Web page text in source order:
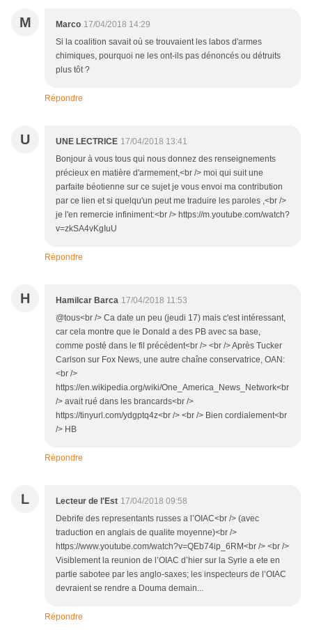
M Marco 17/04/2018 14:29
Si la coalition savait où se trouvaient les labos d'armes
chimiques, pourquoi ne les ont-ils pas dénoncés ou détruits
plus tôt ?
Répondre
U UNE LECTRICE 17/04/2018 13:41
Bonjour à vous tous qui nous donnez des renseignements
précieux en matière d'armement,<br /> moi qui suit une
parfaite béotienne sur ce sujet je vous envoi ma contribution
par ce lien et si quelqu'un peut me traduire les paroles ,<br />
je l'en remercie infiniment:<br /> https://m.youtube.com/watch?
v=zkSA4vKgIuU
Répondre
H Hamilcar Barca 17/04/2018 11:53
@tous<br /> Ca date un peu (jeudi 17) mais c'est intéressant,
car cela montre que le Donald a des PB avec sa base,
comme posté dans le fil précédent<br /> <br /> Après Tucker
Carlson sur Fox News, une autre chaîne conservatrice, OAN:
<br />
https://en.wikipedia.org/wiki/One_America_News_Network<br
/> avait rué dans les brancards<br />
https://tinyurl.com/ydgptq4z<br /> <br /> Bien cordialement<br
/> HB
Répondre
L Lecteur de l'Est 17/04/2018 09:58
Debrife des representants russes a l’OIAC<br /> (avec
traduction en anglais de qualite moyenne)<br />
https://www.youtube.com/watch?v=QEb74ip_6RM<br /> <br />
Visiblement la reunion de l’OIAC d’hier sur la Syrie a ete en
partie sabotee par les anglo-saxes; les inspecteurs de l’OIAC
devraient se rendre a Douma demain...
Répondre